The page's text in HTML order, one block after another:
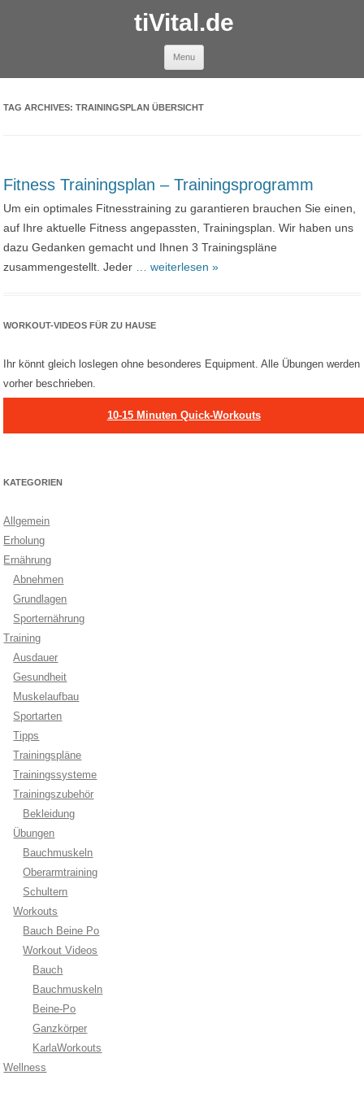
tiVital.de
Menu
TAG ARCHIVES:TRAININGSPLAN ÜBERSICHT
Fitness Trainingsplan – Trainingsprogramm
Um ein optimales Fitnesstraining zu garantieren brauchen Sie einen,
auf Ihre aktuelle Fitness angepassten, Trainingsplan. Wir haben uns
dazu Gedanken gemacht und Ihnen 3 Trainingspläne
zusammengestellt. Jeder
… weiterlesen »
WORKOUT-VIDEOS FÜR ZU HAUSE
Ihr könnt gleich loslegen ohne besonderes Equipment. Alle Übungen werden
vorher beschrieben.
10-15 Minuten Quick-Workouts
KATEGORIEN
Allgemein
Erholung
Ernährung
Abnehmen
Grundlagen
Sporternährung
Training
Ausdauer
Gesundheit
Muskelaufbau
Sportarten
Tipps
Trainingspläne
Trainingssysteme
Trainingszubehör
Bekleidung
Übungen
Bauchmuskeln
Oberarmtraining
Schultern
Workouts
Bauch Beine Po
Workout Videos
Bauch
Bauchmuskeln
Beine-Po
Ganzkörper
KarlaWorkouts
Wellness